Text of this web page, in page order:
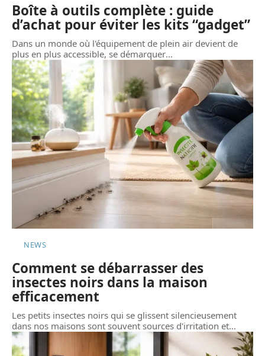
Boîte à outils complète : guide
d’achat pour éviter les kits “gadget”
Dans un monde où l'équipement de plein air devient de
plus en plus accessible, se démarquer…
NEWS
Comment se débarrasser des
insectes noirs dans la maison
efficacement
Les petits insectes noirs qui se glissent silencieusement
dans nos maisons sont souvent sources d'irritation et…